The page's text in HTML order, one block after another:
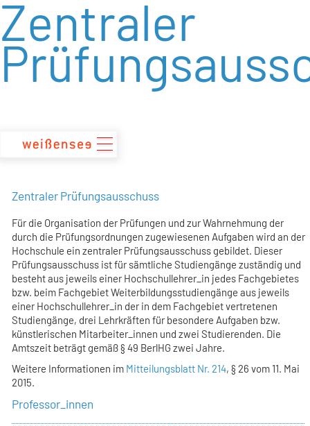
zum
Inhalt
Zentraler
Zentraler Prüfungsausschuss
Für die Organisation der Prüfungen und zur Wahrnehmung der
durch die Prüfungsordnungen zugewiesenen Aufgaben wird an der
Hochschule ein zentraler Prüfungsausschuss gebildet. Dieser
Prüfungsausschuss ist für sämtliche Studiengänge zuständig und
besteht aus jeweils einer Hochschullehrer_in jedes Fachgebietes
bzw. beim Fachgebiet Weiterbildungsstudiengänge aus jeweils
einer Hochschullehrer­_in der in dem Fachgebiet vertretenen
Studiengänge, drei Lehrkräften für besondere Aufgaben bzw.
künstlerischen Mitarbeiter_innen und zwei Studierenden. Die
Amtszeit beträgt gemäß § 49 BerlHG zwei Jahre.
Weitere Informationen im Mitteilungsblatt Nr. 214, § 26 vom 11. Mai
2015.
Professor_innen